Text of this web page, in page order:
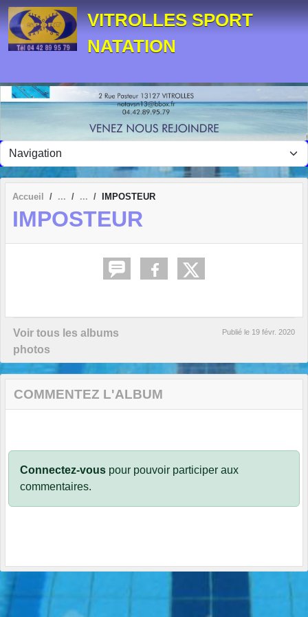
VITROLLES SPORT
NATATION
Accueil IMPOSTEUR
IMPOSTEUR
Voir tous les albums
photos
Publié le 19 févr. 2020
COMMENTEZ L'ALBUM
Connectez-vous pour pouvoir participer aux
commentaires.
Panneau de gestion des cookies